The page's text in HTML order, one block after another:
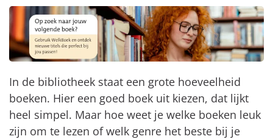
In de bibliotheek staat een grote hoeveelheid
boeken. Hier een goed boek uit kiezen, dat lijkt
heel simpel. Maar hoe weet je welke boeken leuk
zijn om te lezen of welk genre het beste bij je